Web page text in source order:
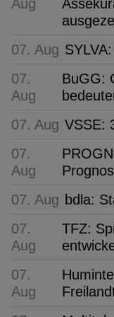
Aug
07. Aug
07.
Aug
BuGG:
07. Aug VSSE:
07.
Aug
07. Aug bdla:
07.
Aug
TFZ:
07.
Aug